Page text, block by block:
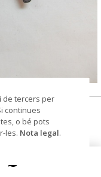
de tercers per
continues
o bé pots
les. Nota legal.